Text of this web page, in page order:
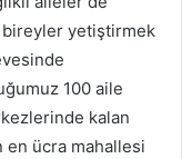
bireyler yetiştirmek
100 aile
kalan
ücra mahallesi